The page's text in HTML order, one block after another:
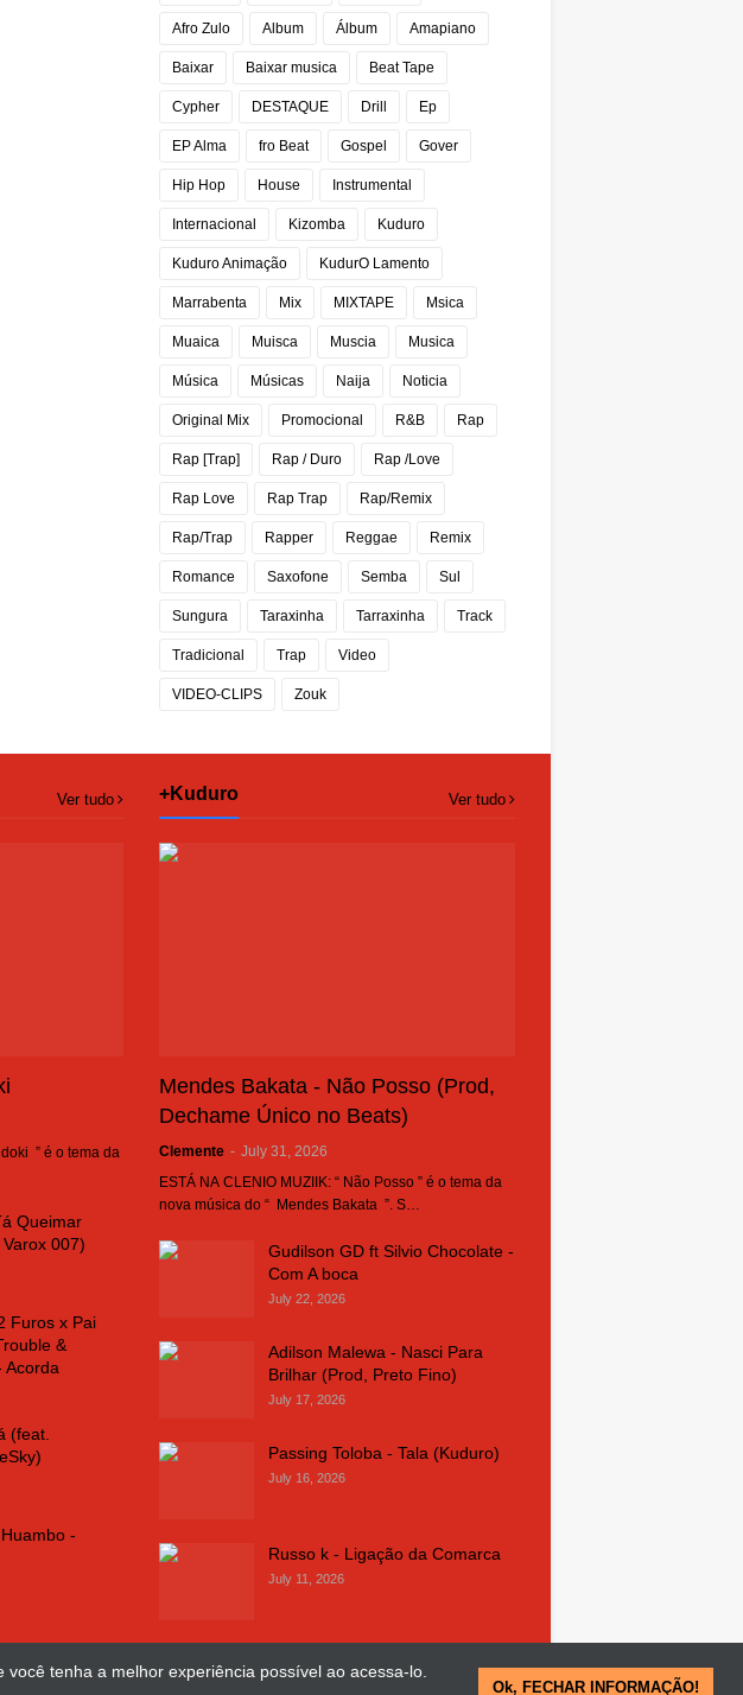
tenha a melhor experiência possível ao acessa-lo.
Ok, FECHAR INFORMAÇÃO!
Afro Zulo Album Álbum Amapiano
Baixar Baixar musica Beat Tape
Cypher DESTAQUE Drill Ep
EP Alma fro Beat Gospel Gover
Hip Hop House Instrumental
Internacional Kizomba Kuduro
Kuduro Animação KudurO Lamento
Marrabenta Mix MIXTAPE Msica
Muaica Muisca Muscia Musica
Música Músicas Naija Noticia
Original Mix Promocional R&B Rap
Rap [Trap] Rap / Duro Rap /Love
Rap Love Rap Trap Rap/Remix
Rap/Trap Rapper Reggae Remix
Romance Saxofone Semba Sul
Sungura Taraxinha Tarraxinha Track
Tradicional Trap Video
VIDEO-CLIPS Zouk
Ver tudo
” é o tema da
Queimar
007)
Furos x Pai
&
Acorda
(feat.
-
+Kuduro Ver tudo
Mendes Bakata - Não Posso (Prod,
Dechame Único no Beats)
Clemente - July 31, 2026
ESTÁ NA CLENIO MUZIIK: “ Não Posso ” é o tema da
nova música do “ Mendes Bakata ”. S…
Gudilson GD ft Silvio Chocolate -
Com A boca
July 22, 2026
Adilson Malewa - Nasci Para
Brilhar (Prod, Preto Fino)
July 17, 2026
Passing Toloba - Tala (Kuduro)
July 16, 2026
Russo k - Ligação da Comarca
July 11, 2026